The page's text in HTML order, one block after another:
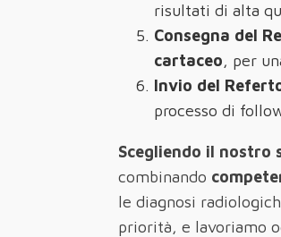
risultati di alta
Consegna del
cartaceo, per
Invio del
processo di
Scegliendo il nostro
combinando
le diagnosi
priorità, e lavoriamo